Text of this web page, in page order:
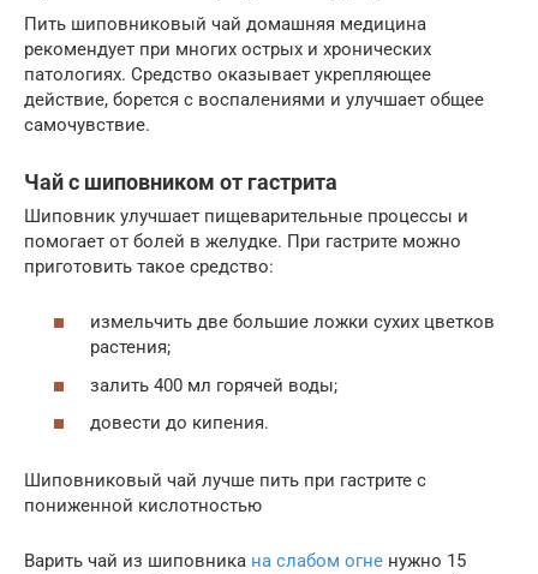
Пить шиповниковый чай домашняя медицина
рекомендует при многих острых и хронических
патологиях. Средство оказывает укрепляющее
действие, борется с воспалениями и улучшает общее
самочувствие.
Чай с шиповником от гастрита
Шиповник улучшает пищеварительные процессы и
помогает от болей в желудке. При гастрите можно
приготовить такое средство:
измельчить две большие ложки сухих цветков
растения;
залить 400 мл горячей воды;
довести до кипения.
Шиповниковый чай лучше пить при гастрите с
пониженной кислотностью
Варить чай из шиповника на слабом огне нужно 15